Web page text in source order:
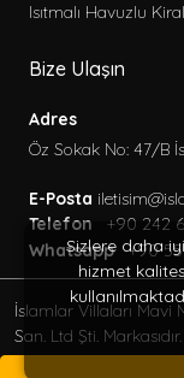
Isıtmalı Havuzlu
Bize Ulaşın
Adres
Öz Sokak No: 47/B
E-Posta
Telefon
+90 242
Whatsapp +90
İslamlar Villaları Mavi
San. Ltd Şti. Markasıdır.
© 2013 - 2026 Her
Sizlere daha
hizmet